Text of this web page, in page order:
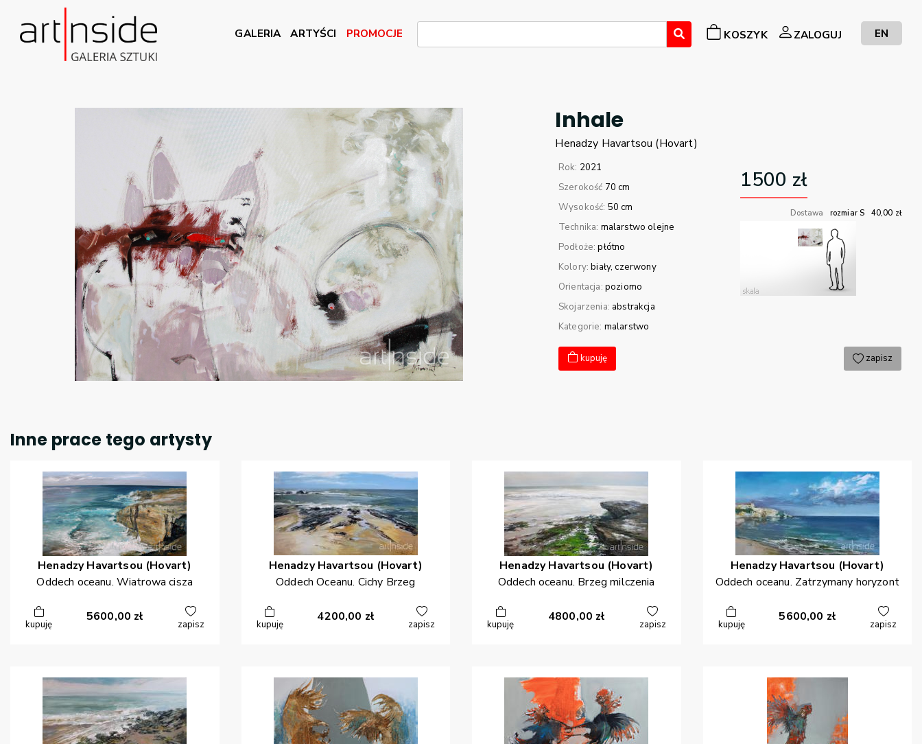
GALERIA ARTYŚCI PROMOCJE KOSZYK ZALOGUJ EN
Inhale
Henadzy Havartsou (Hovart)
Rok: 2021
Szerokość 70 cm
Wysokość: 50 cm
Technika: malarstwo olejne
Podłoże:płótno
Kolory:biały czerwony
Orientacja: poziomo
Skojarzenia: abstrakcja
Kategorie: malarstwo
1500 zł
Dostawa rozmiar S 40,00 zł
kupuję zapisz
Inne prace tego artysty
Henadzy Havartsou (Hovart)
Oddech oceanu. Wiatrowa cisza
kupuję
5600,00 zł
zapisz
Henadzy Havartsou (Hovart)
Oddech Oceanu. Cichy Brzeg
kupuję
4200,00 zł
zapisz
Henadzy Havartsou (Hovart)
Oddech oceanu. Brzeg milczenia
kupuję
4800,00 zł
zapisz
Henadzy Havartsou (Hovart)
Oddech oceanu. Zatrzymany horyzont
kupuję
5600,00 zł
zapisz